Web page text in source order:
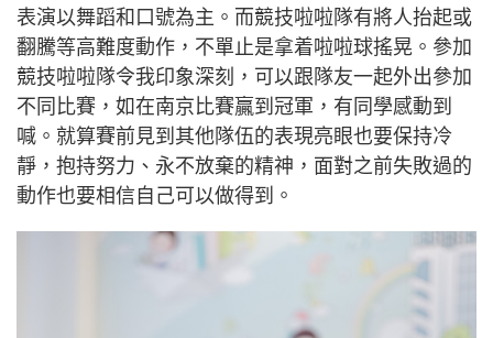
表演以舞蹈和口號為主。而競技啦啦隊有將人抬起或
翻騰等高難度動作，不單止是拿着啦啦球搖晃。參加
競技啦啦隊令我印象深刻，可以跟隊友一起外出參加
不同比賽，如在南京比賽贏到冠軍，有同學感動到
喊。就算賽前見到其他隊伍的表現亮眼也要保持冷
靜，抱持努力、永不放棄的精神，面對之前失敗過的
動作也要相信自己可以做得到。